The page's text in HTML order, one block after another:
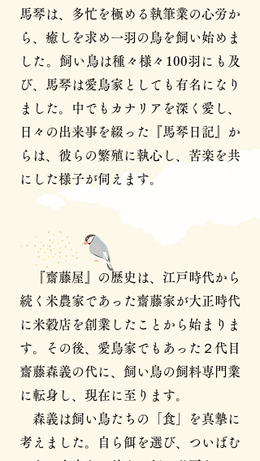
馬琴は、多忙を極める執筆業の心労か
ら、癒しを求め一羽の鳥を飼い始めま
した。飼い鳥は種々様々100羽にも及
び、馬琴は愛鳥家としても有名になり
ました。中でもカナリアを深く愛し、
日々の出来事を綴った『馬琴日記』か
らは、彼らの繁殖に執心し、苦楽を共
にした様子が伺えます。
『齋藤屋』の歴史は、江戸時代から
続く米農家であった齋藤家が大正時代
に米穀店を創業したことから始まりま
す。その後、愛鳥家でもあった２代目
齋藤森義の代に、飼い鳥の飼料専門業
に転身し、現在に至ります。
森義は飼い鳥たちの「食」を真摯に
考えました。自ら餌を選び、ついばむ